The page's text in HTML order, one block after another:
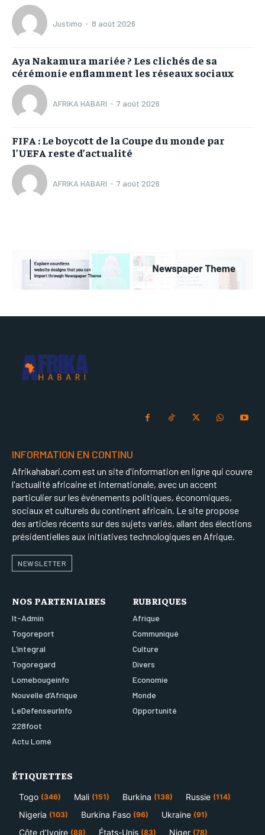
Justimo - 8 août 2026
Aya Nakamura mariée ? Les clichés de sa
cérémonie enflamment les réseaux sociaux
AFRIKA HABARI - 7 août 2026
FIFA : Le boycott de la Coupe du monde par
l’UEFA reste d’actualité
AFRIKA HABARI - 7 août 2026
INFORMATION EN CONTINU
Afrikahabari.com est un site d'information en ligne qui couvre
l'actualité africaine et internationale, avec un accent
particulier sur les événements politiques, économiques,
sociaux et culturels du continent africain. Le site propose
des articles récents sur des sujets variés, allant des élections
présidentielles aux initiatives technologiques en Afrique.
NEWSLETTER
NOS PARTENIAIRES
It-Admin
Togoreport
L’integral
Togoregard
Lomebougeinfo
Nouvelle d’Afrique
LeDefenseurInfo
228foot
Actu Lomé
RUBRIQUES
Afrique
Communiqué
Culture
Divers
Economie
Monde
Opportunité
ÉTIQUETTES
Togo (346) Mali (151) Burkina (138) Russie (114)
Nigeria (103) Burkina Faso (96) Ukraine (91)
Côte d’Ivoire (88) États-Unis (83) Niger (78)